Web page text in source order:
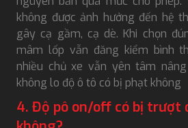
không được ảnh hưởng đến hệ
gây cạ gầm, cạ dè. Khi chọn
mâm lốp vẫn đăng kiểm bình
nhiều chủ xe vẫn yên tâm
không lo độ ô tô có bị phạt không
4. Độ pô on/off có bị trượt